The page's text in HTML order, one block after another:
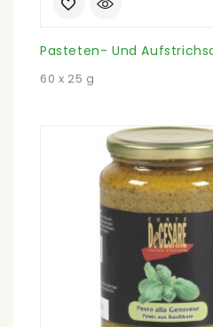
Pasteten- Und
60 x 25 g